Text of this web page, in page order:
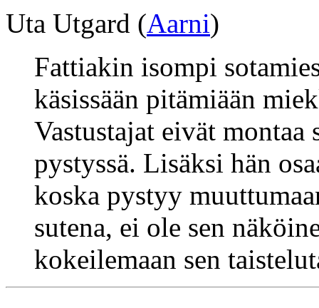
Uta Utgard (Aarni)
Fattiakin isompi
käsissään pitämiään
Vastustajat eivät montaa
pystyssä. Lisäksi hän
koska pystyy
sutena, ei ole sen
kokeilemaan sen